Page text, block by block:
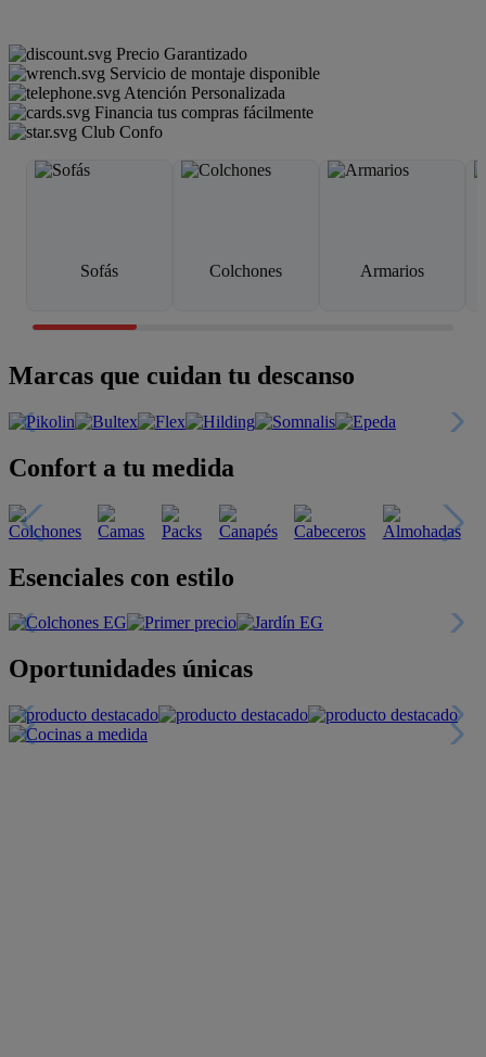
Precio Garantizado
Servicio de montaje disponible
Atención Personalizada
Financia tus compras fácilmente
Club Confo
Sofás Colchones Armarios
Marcas que cuidan tu descanso
Confort a tu medida
Esenciales con estilo
Oportunidades únicas